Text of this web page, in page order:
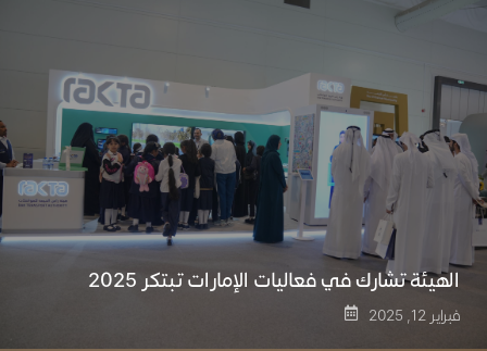
الهيئة تشارك في فعاليات الإمارات تبتكر 2025
فبراير 12, 2025